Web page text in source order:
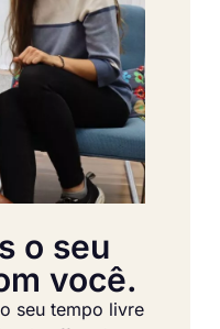
o seu
você.
seu tempo livre